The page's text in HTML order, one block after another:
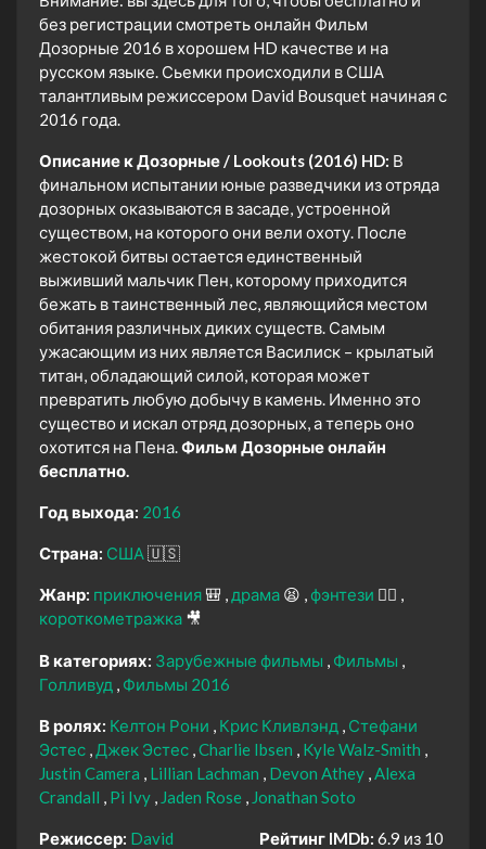
без регистрации смотреть онлайн Фильм
Дозорные 2016 в хорошем HD качестве и на
русском языке. Сьемки происходили в США
талантливым режиссером David Bousquet начиная с
2016 года.
Описание к Дозорные / Lookouts (2016) HD: В
финальном испытании юные разведчики из отряда
дозорных оказываются в засаде, устроенной
существом, на которого они вели охоту. После
жестокой битвы остается единственный
выживший мальчик Пен, которому приходится
бежать в таинственный лес, являющийся местом
обитания различных диких существ. Самым
ужасающим из них является Василиск – крылатый
титан, обладающий силой, которая может
превратить любую добычу в камень. Именно это
существо и искал отряд дозорных, а теперь оно
охотится на Пена. Фильм Дозорные онлайн
бесплатно.
Год выхода: 2016
Страна: США 🇺🇸
Жанр: приключения 🎒 драма 😫 фэнтези 🧝‍♂️
короткометражка 🎥
В категориях: Зарубежные фильмы
Фильмы
Голливуд
Фильмы 2016
В ролях: Келтон Рони Крис Кливлэнд
Стефани
Эстес
Джек Эстес Charlie Ibsen
Kyle Walz-Smith
Justin Camera
Lillian Lachman Devon Athey Alexa
Crandall
Pi Ivy Jaden Rose Jonathan Soto
Режиссер: David
Рейтинг IMDb: 6.9 из 10